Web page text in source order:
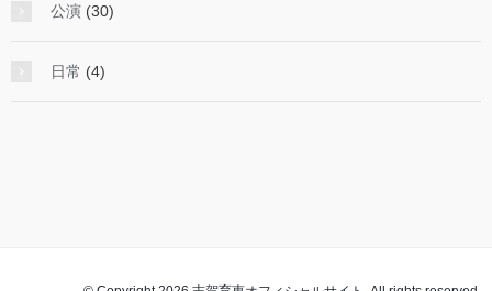
公演 (30)
日常 (4)